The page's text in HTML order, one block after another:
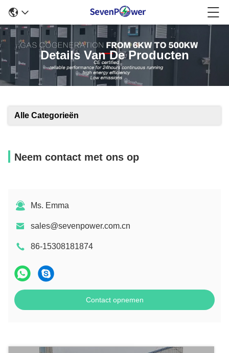
Details Van De Producten
Alle Categorieën
Neem contact met ons op
Ms. Emma
sales@sevenpower.com.cn
86-15308181874
Contact opnemen